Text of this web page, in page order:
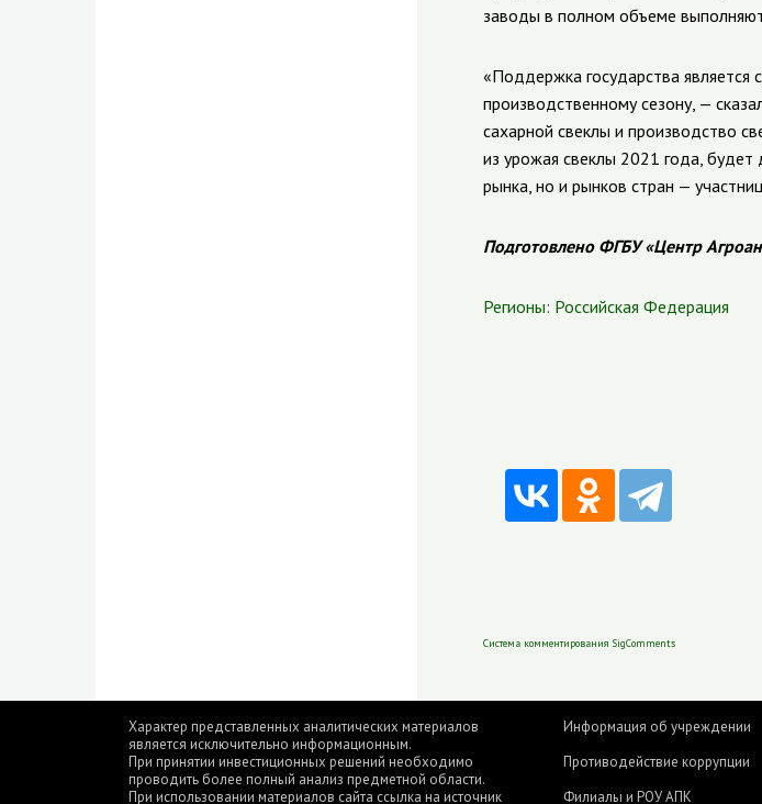
заводы в полном объеме
«Поддержка государства
производственному сезону, —
сахарной свеклы и производство
из урожая свеклы 2021 года, будет
рынка, но и рынков стран —
Подготовлено ФГБУ «Центр
Регионы: Российская Федерация
Характер представленных аналитических материалов
является исключительно информационным.
При принятии инвестиционных решений необходимо
проводить более полный анализ предметной области.
При использовании материалов сайта ссылка на источник
Информация об учреждении
Противодействие коррупции
Филиалы и РОУ АПК